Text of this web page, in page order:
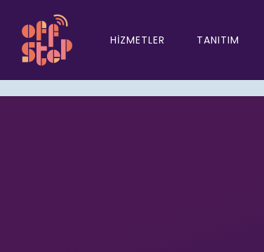
HIZMETLER TANITIM